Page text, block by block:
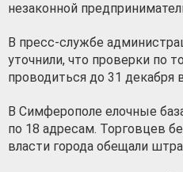
незаконной
В пресс-службе
уточнили, что проверки по
проводиться до 31 декабря
В Симферополе елочные
по 18 адресам. Торговцев
власти города обещали